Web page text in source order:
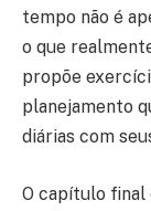
tempo não é
o que
propõe
planejamento
diárias com
O capítulo final